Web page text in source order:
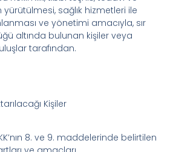
sağlık hizmetleri ile
ve yönetimi amacıyla, sır
altında bulunan kişiler veya
tarafından.
Kişiler
8. ve 9. maddelerinde belirtilen